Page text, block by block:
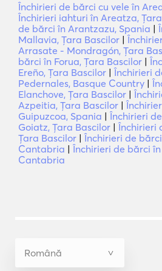
Închirieri de bărci cu vele în
Închirieri iahturi în Areatza,
de bărci în Arantzazu, Spania |
Mallavia, Ţara Bascilor |
Arrasate - Mondragón, Ţara
bărci în Forua, Ţara Bascilor |
Ereño, Ţara Bascilor | Închirieri
Pedernales, Basque Country |
Elanchove, Ţara Bascilor |
Azpeitia, Ţara Bascilor |
Guipuzcoa, Spania | Închirieri
Goiatz, Ţara Bascilor | Închirieri
Ţara Bascilor | Închirieri de
Cantabria | Închirieri de bărci
Cantabria